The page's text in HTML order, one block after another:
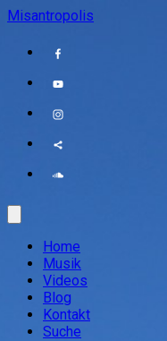
Misantropolis
Home
Musik
Videos
Blog
Kontakt
Suche